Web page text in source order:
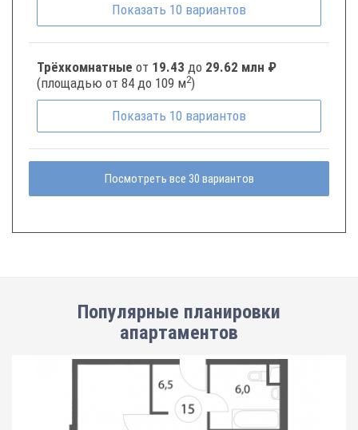
Показать 10 вариантов
Трёхкомнатные от 19.43 до 29.62 млн ₽
(площадью от 84 до 109 м2)
Показать 10 вариантов
Посмотреть все 30 вариантов
Популярные планировки
апартаментов